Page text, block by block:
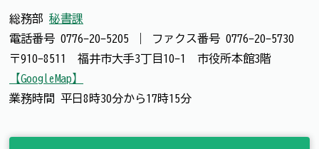
総務部 秘書課
電話番号 0776-20-5205 ファクス番号 0776-20-5730
〒910-8511 福井市大手3丁目10-1 市役所本館3階
【GoogleMap】
業務時間 平日8時30分から17時15分